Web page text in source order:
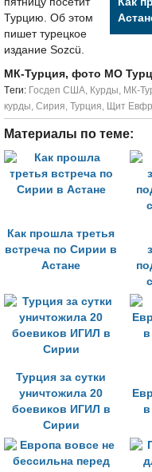
Турцию. Об этом
пишет турецкое
издание Sozcü.
МК-Турция, фото МО
Tеги: Госдеп США, Курды, МК-
курды, Сирия, Турция, Щит
Материалы по теме:
Как прошла третья
встреча по Сирии в
Астане
Турция за сутки
уничтожила 20
боевиков ИГИЛ в
Сирии